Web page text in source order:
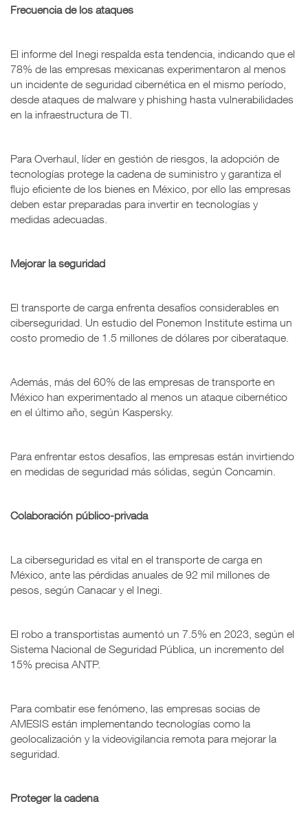
Frecuencia de los ataques
El informe del Inegi respalda esta tendencia, indicando que el
78% de las empresas mexicanas experimentaron al menos
un incidente de seguridad cibernética en el mismo período,
desde ataques de malware y phishing hasta vulnerabilidades
en la infraestructura de TI.
Para Overhaul, líder en gestión de riesgos, la adopción de
tecnologías protege la cadena de suministro y garantiza el
flujo eficiente de los bienes en México, por ello las empresas
deben estar preparadas para invertir en tecnologías y
medidas adecuadas.
Mejorar la seguridad
El transporte de carga enfrenta desafíos considerables en
ciberseguridad. Un estudio del Ponemon Institute estima un
costo promedio de 1.5 millones de dólares por ciberataque.
Además, más del 60% de las empresas de transporte en
México han experimentado al menos un ataque cibernético
en el último año, según Kaspersky.
Para enfrentar estos desafíos, las empresas están invirtiendo
en medidas de seguridad más sólidas, según Concamin.
Colaboración público-privada
La ciberseguridad es vital en el transporte de carga en
México, ante las pérdidas anuales de 92 mil millones de
pesos, según Canacar y el Inegi.
El robo a transportistas aumentó un 7.5% en 2023, según el
Sistema Nacional de Seguridad Pública, un incremento del
15% precisa ANTP.
Para combatir ese fenómeno, las empresas socias de
AMESIS están implementando tecnologías como la
geolocalización y la videovigilancia remota para mejorar la
seguridad.
Proteger la cadena